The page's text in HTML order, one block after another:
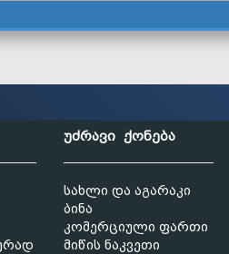
უძრავი ქონება
სახლი და აგარაკი
ბინა
კომერციული ფართი
მიწის ნაკვეთი